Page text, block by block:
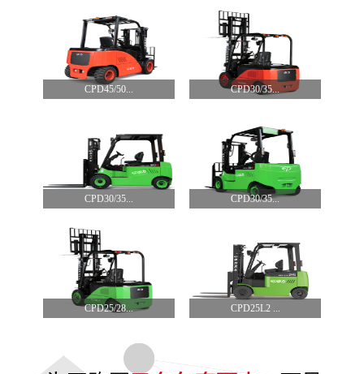
CPD45/50... CPD30/35...
CPD30/35... CPD30/35...
CPD25/28... CPD25L2 ...